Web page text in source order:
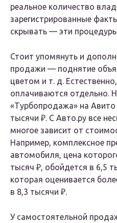
реальное количество
зарегистрированные
скрывать — эти
Стоит упомянуть и
продажи — поднятие
цветом и т. д.
оплачиваются отдельно.
«Турбопродажа» на
тысячи ₽. С Авто.ру все
многое зависит от
Например, комплексное
автомобиля, цена
тысяч ₽, обойдется в 6,5
которая оценивается
в 8,3 тысячи ₽.
У самостоятельной